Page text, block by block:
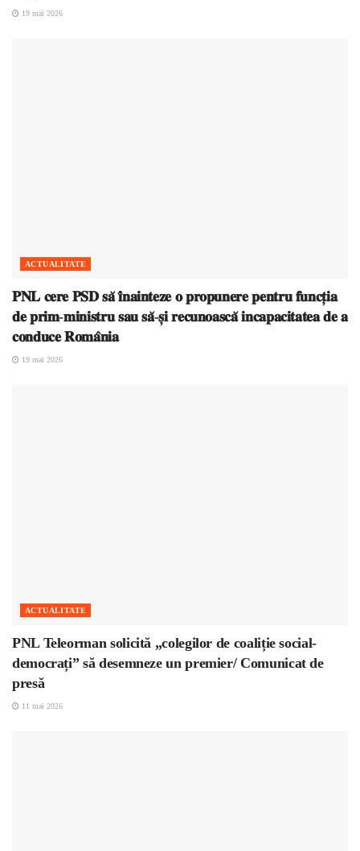
19 mai 2026
ACTUALITATE
𝐏𝐍𝐋 𝐜𝐞𝐫𝐞 𝐏𝐒𝐃 𝐬𝐚̆ 𝐢̂𝐧𝐚𝐢𝐧𝐭𝐞𝐳𝐞 𝐨 𝐩𝐫𝐨𝐩𝐮𝐧𝐞𝐫𝐞 𝐩𝐞𝐧𝐭𝐫𝐮 𝐟𝐮𝐧𝐜𝐭̦𝐢𝐚
𝐝𝐞 𝐩𝐫𝐢𝐦-𝐦𝐢𝐧𝐢𝐬𝐭𝐫𝐮 𝐬𝐚𝐮 𝐬𝐚̆-𝐬̦𝐢 𝐫𝐞𝐜𝐮𝐧𝐨𝐚𝐬𝐜𝐚̆ 𝐢𝐧𝐜𝐚𝐩𝐚𝐜𝐢𝐭𝐚𝐭𝐞𝐚 𝐝𝐞 𝐚
𝐜𝐨𝐧𝐝𝐮𝐜𝐞 𝐑𝐨𝐦𝐚̂𝐧𝐢𝐚
19 mai 2026
ACTUALITATE
PNL Teleorman solicită „colegilor de coaliție social-
democrați” să desemneze un premier/ Comunicat de
presă
11 mai 2026